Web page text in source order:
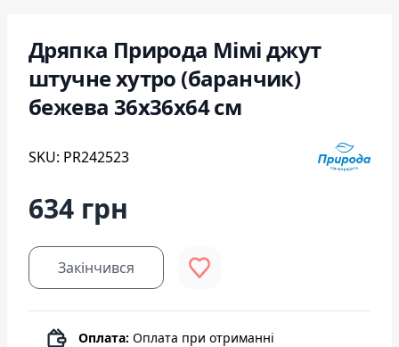
Дряпка Природа Мімі джут
штучне хутро (баранчик)
бежева 36x36x64 см
SKU: PR242523
634 грн
Закінчився
Оплата: Оплата при отриманні